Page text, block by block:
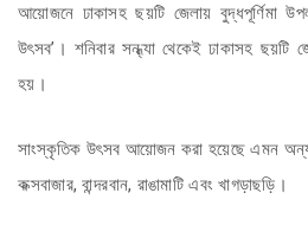
আয়োজনে ঢাকাসহ ছয়টি জেলায় বুদ্ধপূর্ণিমা
উৎসব’। শনিবার সন্ধ্যা থেকেই ঢাকাসহ
হয়।
সাংস্কৃতিক উৎসব আয়োজন করা হয়েছে এমন অন্য
কক্সবাজার, বান্দরবান, রাঙামাটি এবং খাগড়াছড়ি।